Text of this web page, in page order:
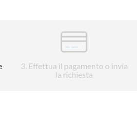
3 . Effettua il pagamento o invia
la richiesta